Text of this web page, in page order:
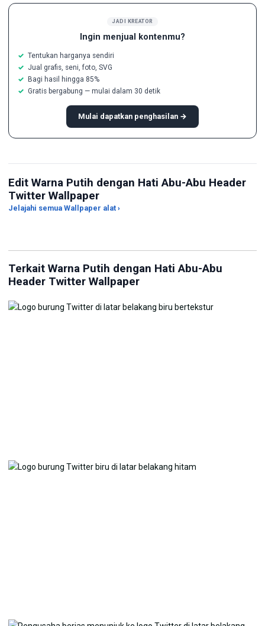
JADI KREATOR
Ingin menjual kontenmu?
Tentukan harganya sendiri
Jual grafis, seni, foto, SVG
Bagi hasil hingga 85%
Gratis bergabung — mulai dalam 30 detik
Mulai dapatkan penghasilan →
Edit Warna Putih dengan Hati Abu-Abu Header
Twitter Wallpaper
Jelajahi semua Wallpaper alat ›
Pembuat Wallpaper dari
Foto
Terkait Warna Putih dengan Hati Abu-Abu
Header Twitter Wallpaper